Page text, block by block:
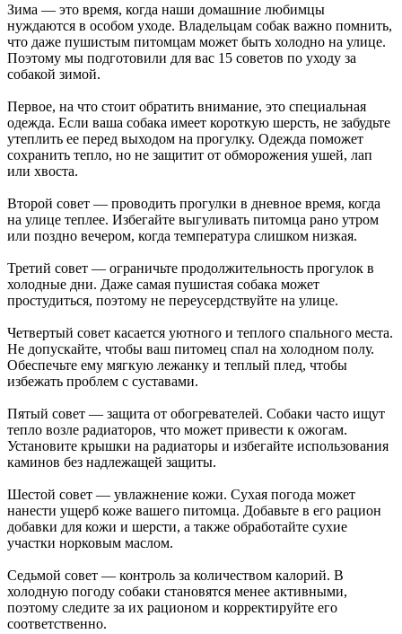
Зима — это время, когда наши домашние любимцы
нуждаются в особом уходе. Владельцам собак важно помнить,
что даже пушистым питомцам может быть холодно на улице.
Поэтому мы подготовили для вас 15 советов по уходу за
собакой зимой.
Первое, на что стоит обратить внимание, это специальная
одежда. Если ваша собака имеет короткую шерсть, не забудьте
утеплить ее перед выходом на прогулку. Одежда поможет
сохранить тепло, но не защитит от обморожения ушей, лап
или хвоста.
Второй совет — проводить прогулки в дневное время, когда
на улице теплее. Избегайте выгуливать питомца рано утром
или поздно вечером, когда температура слишком низкая.
Третий совет — ограничьте продолжительность прогулок в
холодные дни. Даже самая пушистая собака может
простудиться, поэтому не переусердствуйте на улице.
Четвертый совет касается уютного и теплого спального места.
Не допускайте, чтобы ваш питомец спал на холодном полу.
Обеспечьте ему мягкую лежанку и теплый плед, чтобы
избежать проблем с суставами.
Пятый совет — защита от обогревателей. Собаки часто ищут
тепло возле радиаторов, что может привести к ожогам.
Установите крышки на радиаторы и избегайте использования
каминов без надлежащей защиты.
Шестой совет — увлажнение кожи. Сухая погода может
нанести ущерб коже вашего питомца. Добавьте в его рацион
добавки для кожи и шерсти, а также обработайте сухие
участки норковым маслом.
Седьмой совет — контроль за количеством калорий. В
холодную погоду собаки становятся менее активными,
поэтому следите за их рационом и корректируйте его
соответственно.